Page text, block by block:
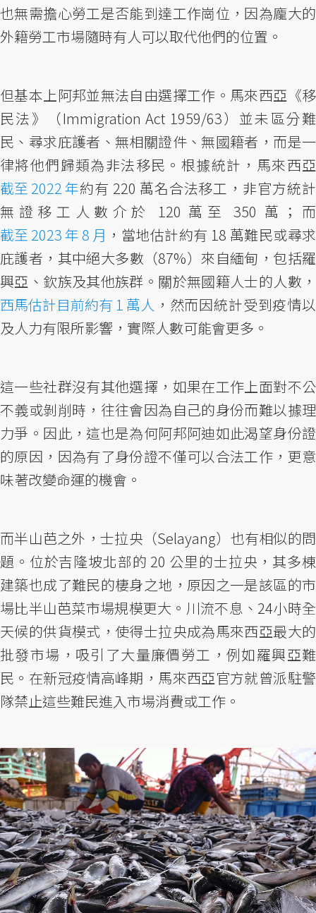
也無需擔心勞工是否能到達工作崗位，因為龐大的
外籍勞工市場隨時有人可以取代他們的位置。
但基本上阿邦並無法自由選擇工作。馬來西亞《移
民法》（Immigration Act 1959/63）並未區分難
民、尋求庇護者、無相關證件、無國籍者，而是一
律將他們歸類為非法移民。根據統計，馬來西亞
截至 2022 年約有 220 萬名合法移工，非官方統計
無證移工人數介於 120 萬至 350 萬；而
截至 2023 年 8 月 ，當地估計約有 18 萬難民或尋求
庇護者，其中絕大多數（87%）來自緬甸，包括羅
興亞、欽族及其他族群。關於無國籍人士的人數，
西馬估計目前約有 1 萬人 ，然而因統計受到疫情以
及人力有限所影響，實際人數可能會更多。
這一些社群沒有其他選擇，如果在工作上面對不公
不義或剝削時，往往會因為自己的身份而難以據理
力爭。因此，這也是為何阿邦阿迪如此渴望身份證
的原因，因為有了身份證不僅可以合法工作，更意
味著改變命運的機會。
而半山芭之外，士拉央（Selayang）也有相似的問
題。位於吉隆坡北部的 20 公里的士拉央，其多棟
建築也成了難民的棲身之地，原因之一是該區的市
場比半山芭菜市場規模更大。川流不息、24小時全
天候的供貨模式，使得士拉央成為馬來西亞最大的
批發市場，吸引了大量廉價勞工，例如羅興亞難
民。在新冠疫情高峰期，馬來西亞官方就曾派駐警
隊禁止這些難民進入市場消費或工作。